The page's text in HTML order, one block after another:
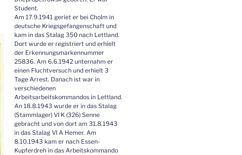
Student.
Am 17.9.1941 geriet er bei Cholm in
deutsche Kriegsgefangenschaft und
kam in das Stalag 350 nach Lettland.
Dort wurde er registriert und erhielt
der Erkennungsmarkennummer
25836. Am 6.6.1942 unternahm er
einen Fluchtversuch und erhielt 3
Tage Arrest. Danach ist war in
verschiedenen
Arbeitsarbeitskommandos in Lettland.
An 18.8.1943 wurde er in das Stalag
(Stammlager) VI K (326) Senne
gebracht und von dort am 31.8.1943
in das Stalag VI A Hemer. Am
8.10.1943 kam er nach Essen-
Kupferdreh in das Arbeitskommando